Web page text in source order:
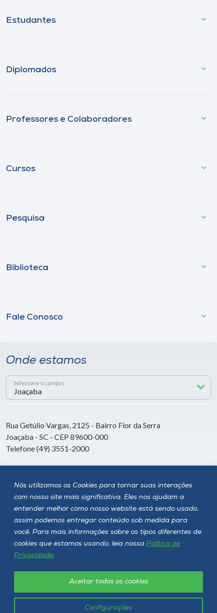
Nós utilizamos os Cookies para tornar suas interações
com nosso site mais significativa. Eles nos ajudam a
entender melhor como nosso website está sendo usado,
assim podemos entregar conteúdo sob medida para
você. Para mais informações sobre os tipos diferentes de
cookies que estamos usando, leia nossa Política de
Privacidade.
Configurações
Aceitar todos os cookies
Estudantes
Diplomados
Professores e Colaboradores
Cursos
Pesquisa
Biblioteca
Fale Conosco
Onde estamos
Selecione o campus
Rua Getúlio Vargas, 2125 - Bairro Flor da Serra
Joaçaba - SC - CEP 89600-000
Telefone (49) 3551-2000
Siga a Unoesc
Unoesc © 2026 - Todos os direitos reservados
Política de privacidade LGPD